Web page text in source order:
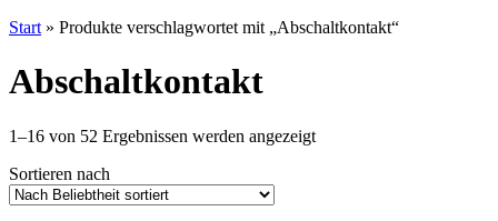
Start » Produkte verschlagwortet mit „Abschaltkontakt“
Abschaltkontakt
1–16 von 52 Ergebnissen werden angezeigtNach
Sortieren nach